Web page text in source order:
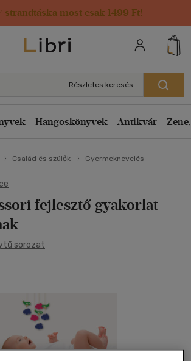
strandtáska most csak 1499 Ft!
Kártya adatai
Részletes keresés
Hangoskönyvek Antikvár
Család és szülők Gyermeknevelés
fejlesztő gyakorlat
sorozat